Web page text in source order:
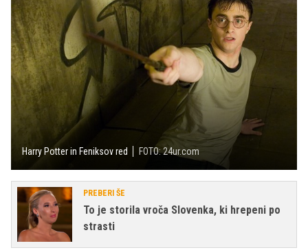
Harry Potter in Feniksov red FOTO: 24ur.com
PREBERI ŠE
To je storila vroča Slovenka, ki hrepeni po
strasti